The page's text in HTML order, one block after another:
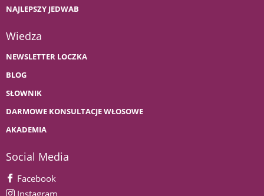
NAJLEPSZY JEDWAB
Wiedza
NEWSLETTER LOCZKA
BLOG
SŁOWNIK
DARMOWE KONSULTACJE WŁOSOWE
AKADEMIA
Social Media
Facebook